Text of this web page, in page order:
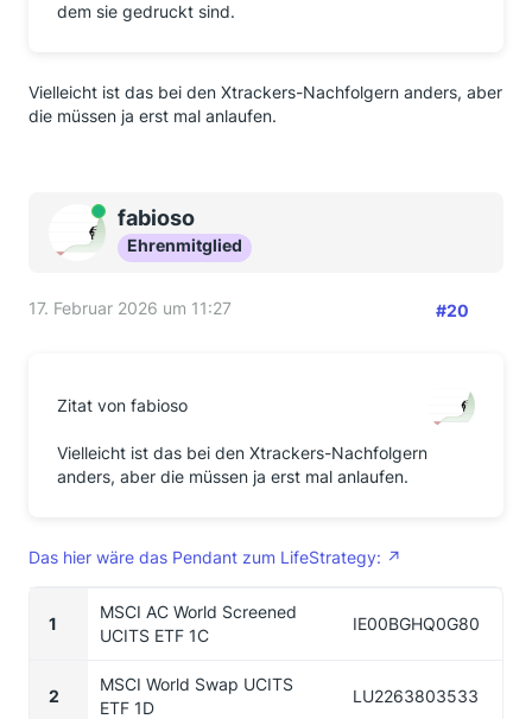
dem sie gedruckt sind.
Vielleicht ist das bei den Xtrackers-Nachfolgern anders, aber
die müssen ja erst mal anlaufen.
Onlinefabioso
Ehrenmitglied
17. Februar 2026 um 11:27 #20
Zitat von fabioso
Vielleicht ist das bei den Xtrackers-Nachfolgern
anders, aber die müssen ja erst mal anlaufen.
Das hier wäre das Pendant zum LifeStrategy:
1
MSCI AC World Screened
UCITS ETF 1C
IE00BGHQ0G80
2
MSCI World Swap UCITS
ETF 1D
LU2263803533